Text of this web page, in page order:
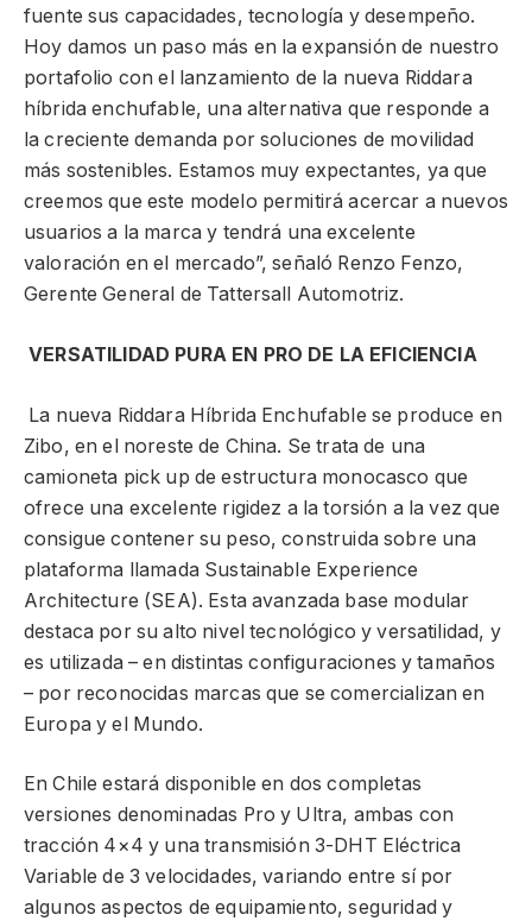
fuente sus capacidades, tecnología y desempeño.
Hoy damos un paso más en la expansión de nuestro
portafolio con el lanzamiento de la nueva Riddara
híbrida enchufable, una alternativa que responde a
la creciente demanda por soluciones de movilidad
más sostenibles. Estamos muy expectantes, ya que
creemos que este modelo permitirá acercar a nuevos
usuarios a la marca y tendrá una excelente
valoración en el mercado”, señaló Renzo Fenzo,
Gerente General de Tattersall Automotriz.
VERSATILIDAD PURA EN PRO DE LA EFICIENCIA
La nueva Riddara Híbrida Enchufable se produce en
Zibo, en el noreste de China. Se trata de una
camioneta pick up de estructura monocasco que
ofrece una excelente rigidez a la torsión a la vez que
consigue contener su peso, construida sobre una
plataforma llamada Sustainable Experience
Architecture (SEA). Esta avanzada base modular
destaca por su alto nivel tecnológico y versatilidad, y
es utilizada – en distintas configuraciones y tamaños
– por reconocidas marcas que se comercializan en
Europa y el Mundo.
En Chile estará disponible en dos completas
versiones denominadas Pro y Ultra, ambas con
tracción 4×4 y una transmisión 3-DHT Eléctrica
Variable de 3 velocidades, variando entre sí por
algunos aspectos de equipamiento, seguridad y